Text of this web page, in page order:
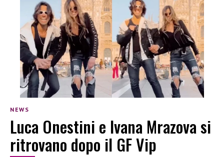
NEWS
Luca Onestini e Ivana Mrazova si
ritrovano dopo il GF Vip